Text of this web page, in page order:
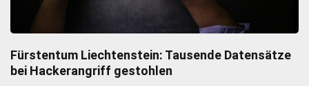
Fürstentum Liechtenstein: Tausende Datensätze
bei Hackerangriff gestohlen